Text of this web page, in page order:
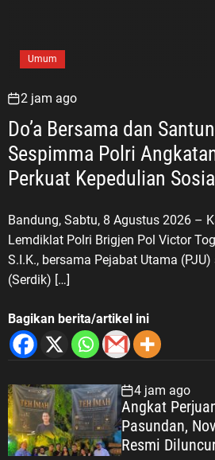
Umum
2 jam ago
Do’a Bersama dan
Sespimma Polri
Perkuat Kepedulian Sosial
Bandung, Sabtu, 8 Agustus 2026 –
Lemdiklat Polri Brigjen Pol Victor
S.I.K., bersama Pejabat Utama
(Serdik) […]
Bagikan berita/artikel ini
4 jam ago
Angkat
Pasundan,
Resmi